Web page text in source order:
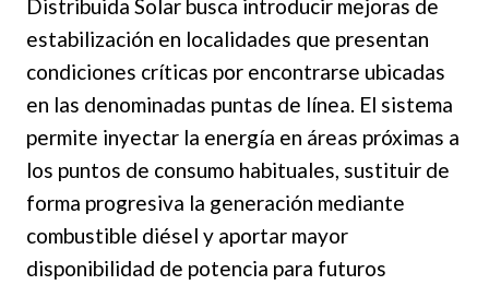
Distribuida Solar busca introducir mejoras de
estabilización en localidades que presentan
condiciones críticas por encontrarse ubicadas
en las denominadas puntas de línea. El sistema
permite inyectar la energía en áreas próximas a
los puntos de consumo habituales, sustituir de
forma progresiva la generación mediante
combustible diésel y aportar mayor
disponibilidad de potencia para futuros